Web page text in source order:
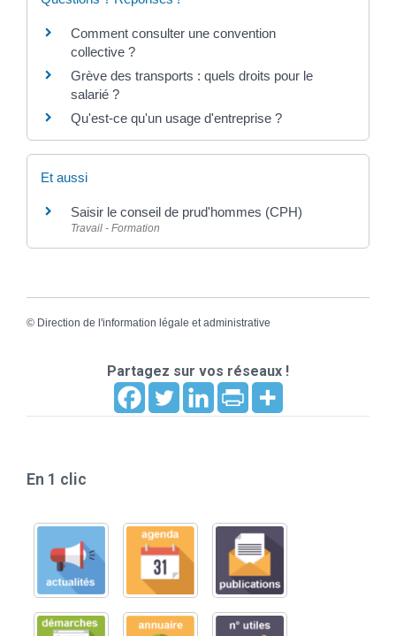
Comment consulter une convention
collective ?
Grève des transports : quels droits pour le
salarié ?
Qu'est-ce qu'un usage d'entreprise ?
Et aussi
Saisir le conseil de prud'hommes (CPH)
Travail - Formation
© Direction de l'information légale et administrative
Partagez sur vos réseaux !
En 1 clic